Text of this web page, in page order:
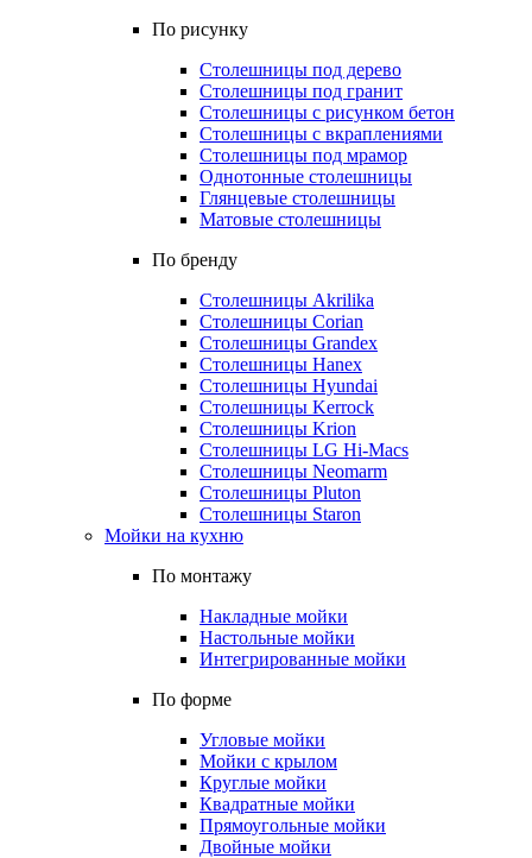
По рисунку
Столешницы под дерево
Столешницы под гранит
Столешницы с рисунком бетон
Столешницы с вкраплениями
Столешницы под мрамор
Однотонные столешницы
Глянцевые столешницы
Матовые столешницы
По бренду
Столешницы Akrilika
Столешницы Corian
Столешницы Grandex
Столешницы Hanex
Столешницы Hyundai
Столешницы Kerrock
Столешницы Krion
Столешницы LG Hi-Macs
Столешницы Neomarm
Столешницы Pluton
Столешницы Staron
Мойки на кухню
По монтажу
Накладные мойки
Настольные мойки
Интегрированные мойки
По форме
Угловые мойки
Мойки с крылом
Круглые мойки
Квадратные мойки
Прямоугольные мойки
Двойные мойки